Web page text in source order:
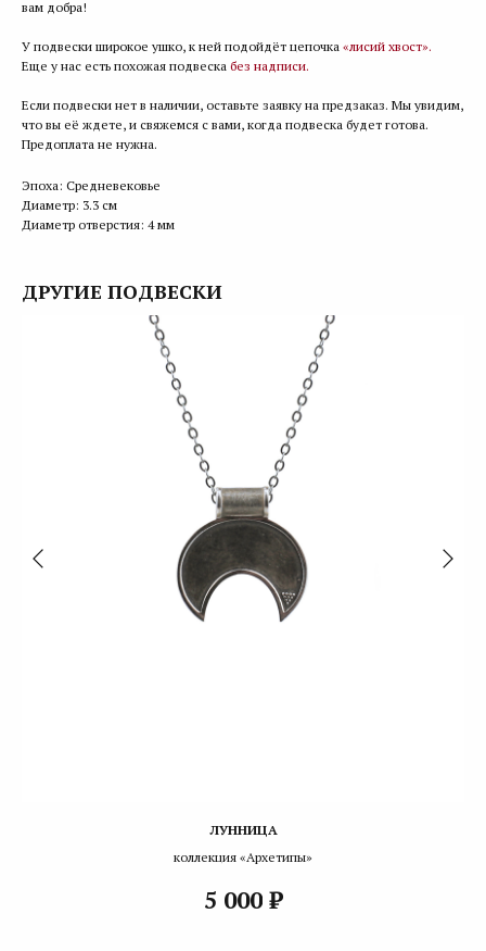
вам добра!
У подвески широкое ушко, к ней подойдёт цепочка «лисий хвост».
Еще у нас есть похожая подвеска без надписи.
Если подвески нет в наличии, оставьте заявку на предзаказ. Мы увидим,
что вы её ждете, и свяжемся с вами, когда подвеска будет готова.
Предоплата не нужна.
Эпоха: Средневековье
Диаметр: 3.3 см
Диаметр отверстия: 4 мм
ДРУГИЕ ПОДВЕСКИ
ЛУННИЦА
коллекция «Архетипы»
5 000 ₽